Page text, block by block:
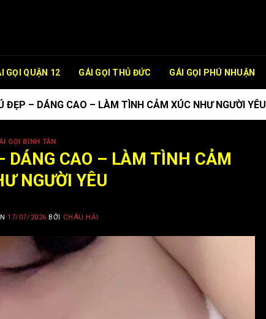
GỌI QUẬN 12 GÁI GỌI THỦ ĐỨC GÁI GỌI PHÚ NHUẬN
ĐẸP – DÁNG CAO – LÀM TÌNH CẢM XÚC NHƯ NGƯỜI YÊU
GỌI BÌNH TÂN
DÁNG CAO – LÀM TÌNH CẢM
NGƯỜI YÊU
17/07/2026 BỞI CHÂU HẢI